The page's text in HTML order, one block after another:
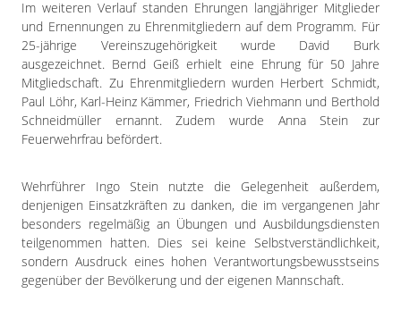
Im weiteren Verlauf standen Ehrungen langjähriger Mitglieder
und Ernennungen zu Ehrenmitgliedern auf dem Programm. Für
25-jährige Vereinszugehörigkeit wurde David Burk
ausgezeichnet. Bernd Geiß erhielt eine Ehrung für 50 Jahre
Mitgliedschaft. Zu Ehrenmitgliedern wurden Herbert Schmidt,
Paul Löhr, Karl-Heinz Kämmer, Friedrich Viehmann und Berthold
Schneidmüller ernannt. Zudem wurde Anna Stein zur
Feuerwehrfrau befördert.
Wehrführer Ingo Stein nutzte die Gelegenheit außerdem,
denjenigen Einsatzkräften zu danken, die im vergangenen Jahr
besonders regelmäßig an Übungen und Ausbildungsdiensten
teilgenommen hatten. Dies sei keine Selbstverständlichkeit,
sondern Ausdruck eines hohen Verantwortungsbewusstseins
gegenüber der Bevölkerung und der eigenen Mannschaft.